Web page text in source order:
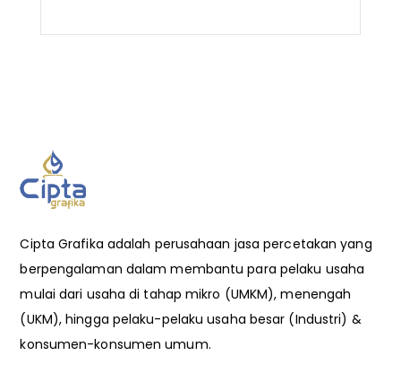
Cipta Grafika adalah perusahaan jasa percetakan yang
berpengalaman dalam membantu para pelaku usaha
mulai dari usaha di tahap mikro (UMKM), menengah
(UKM), hingga pelaku-pelaku usaha besar (Industri) &
konsumen-konsumen umum.